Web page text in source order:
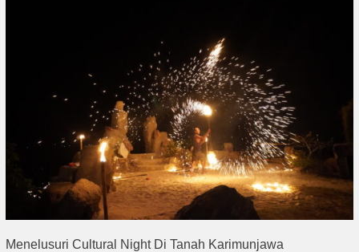
Menelusuri Cultural Night Di Tanah Karimunjawa